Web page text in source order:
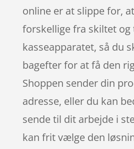
online er at slippe for,
forskellige fra skiltet og
kasseapparatet, så du
bagefter for at få den
Shoppen sender din
adresse, eller du kan
sende til dit arbejde i
kan frit vælge den